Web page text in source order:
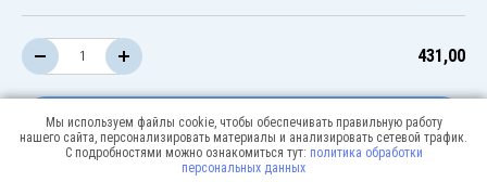
431,00
В корзину
Мы используем файлы cookie, чтобы обеспечивать правильную работу
нашего сайта, персонализировать материалы и анализировать сетевой трафик.
С подробностями можно ознакомиться тут: политика обработки
персональных данных